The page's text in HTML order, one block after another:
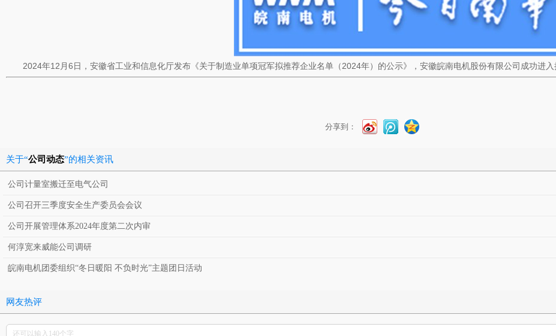
2024年12月6日，安徽省工业和信息化厅发布《关于制造业单项冠军拟推荐企业名单（2024年）的公示》，安徽皖南电机股份有限公司成功进入
分享到：
关于“公司动态”的相关资讯
公司计量室搬迁至电气公司
公司召开三季度安全生产委员会会议
公司开展管理体系2024年度第二次内审
何淳宽来威能公司调研
皖南电机团委组织“冬日暖阳 不负时光”主题团日活动
网友热评